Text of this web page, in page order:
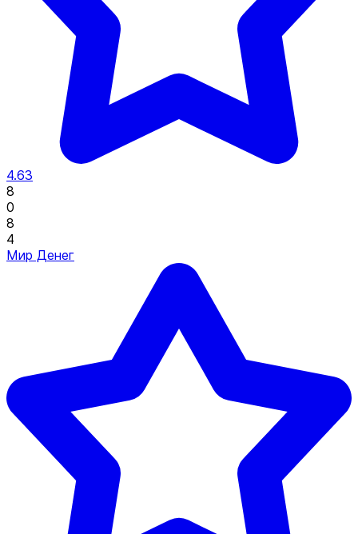
4.63
8
0
8
4
Мир Денег